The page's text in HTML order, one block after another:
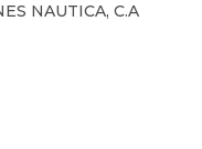
NAUTICA, C.A